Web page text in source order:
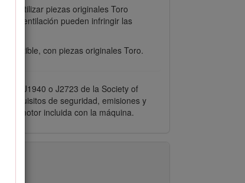
no utilizar piezas originales Toro
de ventilación pueden infringir las
con piezas originales Toro.
J1940 o J2723 de la Society of
requisitos de seguridad, emisiones y
del motor incluida con la máquina.